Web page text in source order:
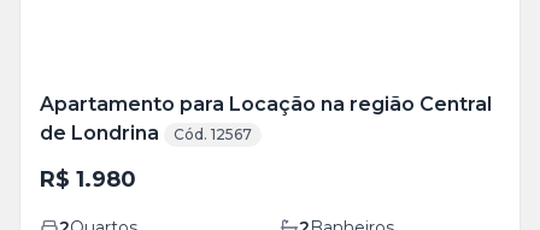
Apartamento para Locação na região Central
de Londrina
Cód. 12567
R$ 1.980